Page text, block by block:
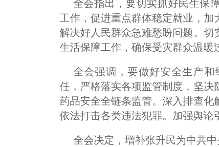
全会指出，要切实抓好民生保
工作，促进重点群体稳定就业，
解决好人民群众急难愁盼问题。
生活保障工作，确保受灾群众温暖
全会强调，要做好安全生产
任，严格落实各项监管制度，坚
药品安全全链条监管。深入排查
依法打击各类违法犯罪。加强舆
全会决定，增补张升民为中共